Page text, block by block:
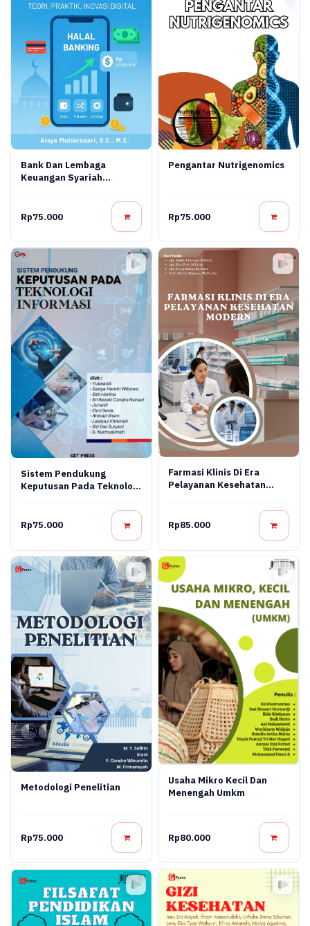
Bank Dan Lembaga
Keuangan Syariah
Rp75.000
Pengantar Nutrigenomics
Rp75.000
Sistem Pendukung
Keputusan Pada Teknologi
Rp75.000
Farmasi Klinis Di Era
Pelayanan Kesehatan
Rp85.000
Metodologi Penelitian
Rp75.000
Usaha Mikro Kecil Dan
Menengah Umkm
Rp80.000